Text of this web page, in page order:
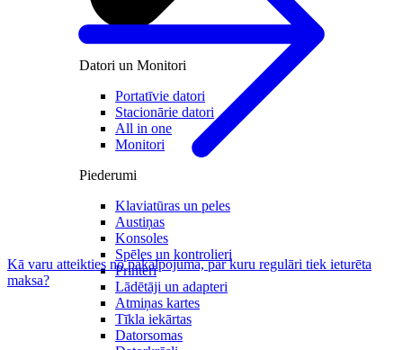
Datori un Monitori
Portatīvie datori
Stacionārie datori
All in one
Monitori
Piederumi
Klaviatūras un peles
Austiņas
Konsoles
Spēles un kontrolieri
Printeri
Lādētāji un adapteri
Atmiņas kartes
Tīkla iekārtas
Datorsomas
Kā varu atteikties no pakalpojuma, par kuru regulāri tiek ieturēta
maksa?